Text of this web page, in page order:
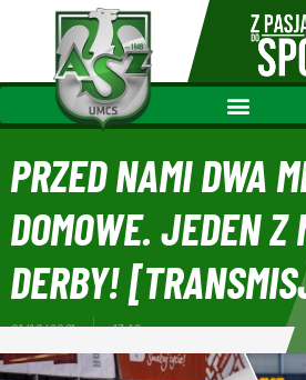
PRZED NAMI DWA
DOMOWE. JEDEN Z
DERBY!
01/10/2021 13:16